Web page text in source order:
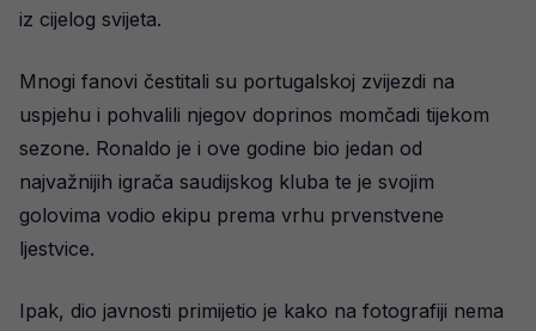
iz cijelog svijeta.
Mnogi fanovi čestitali su portugalskoj zvijezdi na
uspjehu i pohvalili njegov doprinos momčadi tijekom
sezone. Ronaldo je i ove godine bio jedan od
najvažnijih igrača saudijskog kluba te je svojim
golovima vodio ekipu prema vrhu prvenstvene
ljestvice.
Ipak, dio javnosti primijetio je kako na fotografiji nema